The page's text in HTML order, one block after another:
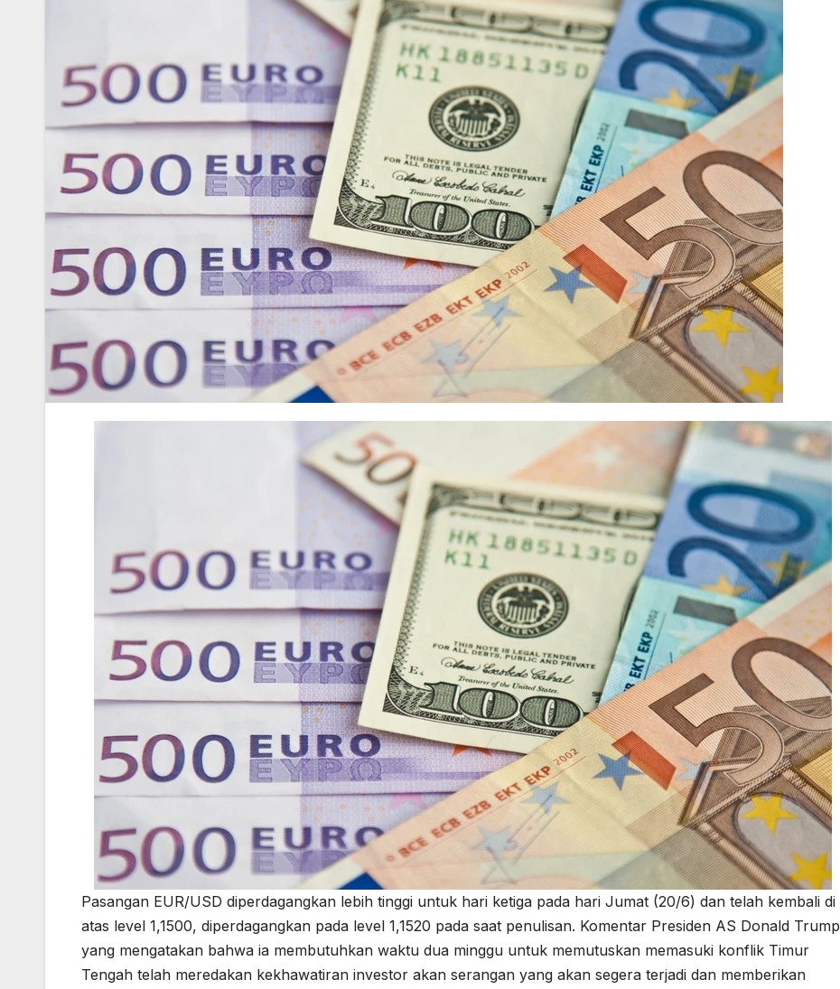
Pasangan EUR/USD diperdagangkan lebih tinggi untuk hari ketiga pada hari Jumat (20/6) dan telah kembali di
atas level 1,1500, diperdagangkan pada level 1,1520 pada saat penulisan. Komentar Presiden AS Donald Trump
yang mengatakan bahwa ia membutuhkan waktu dua minggu untuk memutuskan memasuki konflik Timur
Tengah telah meredakan kekhawatiran investor akan serangan yang akan segera terjadi dan memberikan